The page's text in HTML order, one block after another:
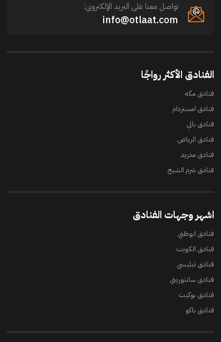
تواصل معنا على البريد الإلكتروني:
info@otlaat.com
الفنادق الأكثر رواجًا
فنادق مكه
فنادق امستردام
فنادق بالي
فنادق الرياض
فنادق مدريد
فنادق شرم الشيخ
اشهر وجهات الفنادق
فنادق ابوظبي
فنادق الكويت
فنادق تبليسي
فنادق سانتوريني
فنادق بوكيت
فنادق باكو